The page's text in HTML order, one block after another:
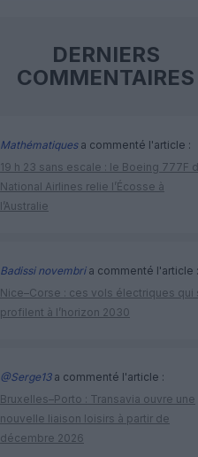
DERNIERS
COMMENTAIRES
Mathématiquesa commenté l'article :
19 h 23 sans escale : le Boeing 777F
National Airlines relie l’Écosse à
l’Australie
Badissi novembria commenté l'article :
Nice–Corse : ces vols électriques qui
profilent à l’horizon 2030
@Serge13a commenté l'article :
Bruxelles–Porto : Transavia ouvre une
nouvelle liaison loisirs à partir de
décembre 2026